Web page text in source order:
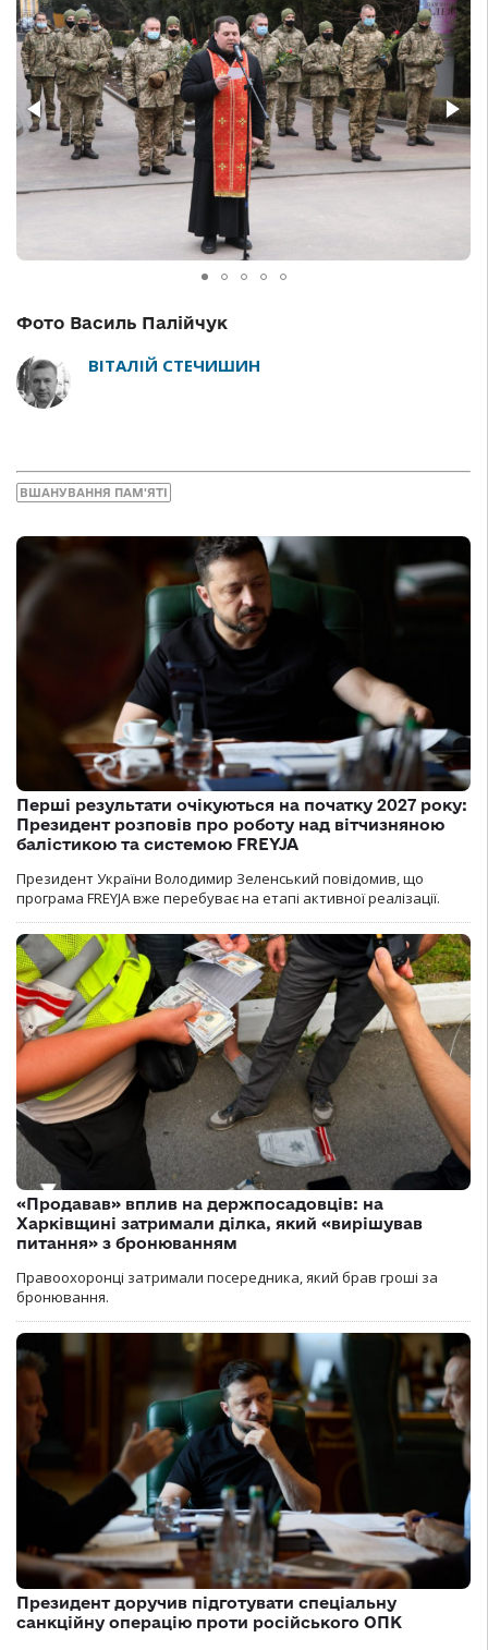
Фото Василь Палійчук
ВІТАЛІЙ СТЕЧИШИН
ВШАНУВАННЯ ПАМ'ЯТІ
Перші результати очікуються на початку 2027 року:
Президент розповів про роботу над вітчизняною
балістикою та системою FREYJA
Президент України Володимир Зеленський повідомив, що
програма FREYJA вже перебуває на етапі активної реалізації.
«Продавав» вплив на держпосадовців: на
Харківщині затримали ділка, який «вирішував
питання» з бронюванням
Правоохоронці затримали посередника, який брав гроші за
бронювання.
Президент доручив підготувати спеціальну
санкційну операцію проти російського ОПК